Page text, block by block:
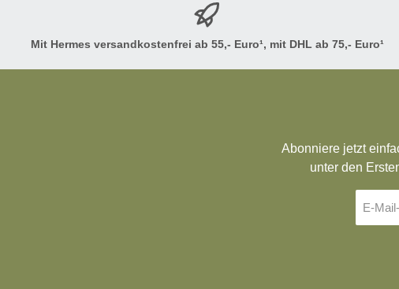
Mit Hermes versandkostenfrei ab 55,- Euro¹, mit DHL ab 75,- Euro¹
Abonniere jetzt
unter den
Mail-